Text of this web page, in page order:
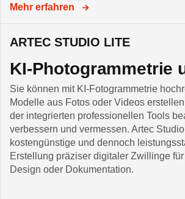
Mehr erfahren
ARTEC STUDIO LITE
KI-Photogrammetrie
Sie können mit KI-Fotogrammetrie
Modelle aus Fotos oder Videos
der integrierten professionellen Tools
verbessern und vermessen. Artec
kostengünstige und dennoch
Erstellung präziser digitaler Zwillinge
Design oder Dokumentation.